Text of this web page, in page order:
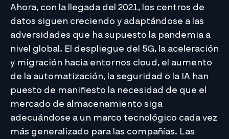
Ahora, con la llegada del 2021, los centros de
datos siguen creciendo y adaptándose a las
adversidades que ha supuesto la pandemia a
nivel global. El despliegue del 5G, la aceleración
y migración hacia entornos cloud, el aumento
de la automatización, la seguridad o la IA han
puesto de manifiesto la necesidad de que el
mercado de almacenamiento siga
adecuándose a un marco tecnológico cada vez
más generalizado para las compañías. Las